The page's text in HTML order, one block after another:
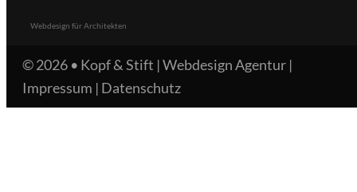
Webdesign für Architekten
© 2026 • Kopf & Stift | Webdesign Agentur |
Impressum | Datenschutz